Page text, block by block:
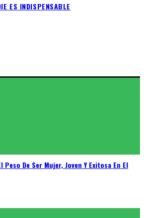
ES INDISPENSABLE
Peso De Ser Mujer, Joven Y Exitosa En El